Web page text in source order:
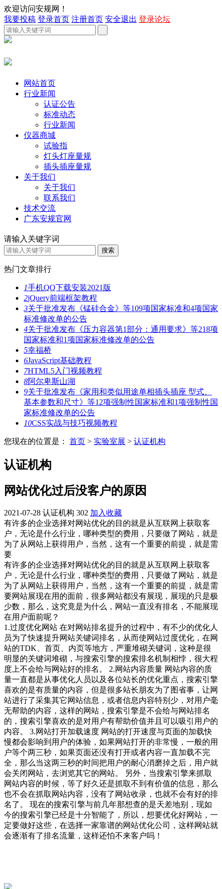
欢迎访问安规网！
我要投稿 登录首页 注册首页 安全退出 登录论坛
网站首页
行业新闻
认证公告
标准动态
行业新闻
仪器商城
试验指
灯头灯座量规
插头插座量规
关于我们
关于我们
联系我们
技术交流
广东安规官网
请输入关键字词
热门文章排行
1手机QQ下载安装2021版
2jQuery前端框架教程
3关于批准发布《锰硅合金》等109项国家标准和4项国家
标准修改单的公告
4关于批准发布《压力容器第1部分：通用要求》等218项
国家标准和1项国家标准修改单的公告
5幸福桥
6JavaScript基础教程
7HTML5入门视频教程
8阿尔卑斯山湖
9关于批准发布《家用和类似用途单相插头插座 型式、
基本参数和尺寸》等12项强制性国家标准和1项强制性国
家标准修改单的公告
10CSS实战与技巧视频教程
您现在的位置是： 首页 > 实验室展 > 认证机构
认证机构
网站优化过后没客户的原因
2021-07-28 认证机构 302 加入收藏
有许多的企业选择对网站优化的目的就是从互联网上获取客
户，无论是什么行业，哪种类型的费用，只要做了网站，就是
为了从网站上获得用户，当然，这有一个重要的前提，就是需
要
有许多的企业选择对网站优化的目的就是从互联网上获取客
户，无论是什么行业，哪种类型的费用，只要做了网站，就是
为了从网站上获得用户，当然，这有一个重要的前提，就是需
要网站展现在用的面前，很多网站都没有展现，展现的只是极
少数，那么，这究竟是为什么，网站一直没有排名，不能展现
在用户面前呢？
1.过度优化网站 在对网站排名提升的过程中，有不少的优化人
员为了快速提升网站关键词排名，从而使网站过度优化，在网
站的TDK、首页、内页等地方，严重堆砌关键词，这种是很
明显的关键词堆砌，与搜索引擎的搜索排名机制相悖，很大程
度上不会给与网站好的排名。 2.网站内容质量 网站内容的质
量一直都是从事优化人员以及各位站长的优化重点，搜索引擎
喜欢的是有质量的内容，但是很多站长朋友为了图省事，让网
站进行了采集其它网站信息，或者信息内容特别少，对用户毫
无帮助的内容，这样的网站，搜索引擎是不会给与网站排名
的，搜索引擎喜欢的是对用户有帮助价值并且可以吸引用户的
内容。 3.网站打开加载速度 网站的打开速度与页面的加载快
慢都会影响到用户的体验，如果网站打开的非常慢，一般的用
户等个两三秒，如果页面还没有打开或者内容一直加载不完
全，那么当这两三秒的时间把用户的耐心消磨掉之后，用户就
会关闭网站，去浏览其它的网站。 另外，当搜索引擎来抓取
网站内容的时候，等了好久还是抓取不到有价值的信息，那么
也不会在抓取网站内容，没有了网站收录，也就不会有好的排
名了。 现在的搜索引擎与前几年那想查的是天差地别，现如
今的搜索引擎已经是十分智能了，所以，想要优化好网站，一
定要做好这些，在选择一家靠谱的网站优化公司，这样网站就
会逐渐有了排名流量，这样还怕不来客户吗！